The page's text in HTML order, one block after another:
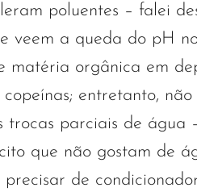
poluentes – falei
veem a queda do pH
matéria orgânica em
entretanto, não
trocas parciais de água
que não gostam de
precisar de